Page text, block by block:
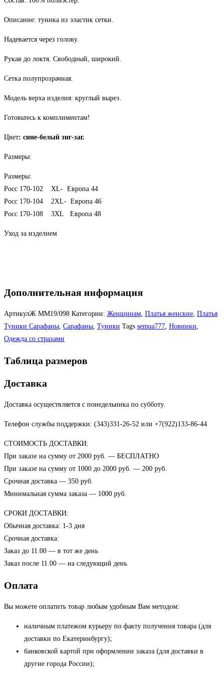
Описание: туника из эластик сетки.
Надевается через голову.
Рукав до локтя. Свободный, широкий.
Сетка полупрозрачная.
Модель верха изделия: круглый вырез.
Готовьтесь к комплиментам!
Цвет: сине-белый зиг-заг.
Размеры:
Размеры:
Росс 170-102 ХL- Европа 44
Росс 170-104 2ХL- Европа 46
Росс 170-108 3ХL Европа 48
Уход за изделием
Дополнительная информация
АртикулЖ ММ19/098 Категории: Женщинам, Платья женские, Платья
Туники Сарафаны, Сарафаны, Туники Tags semua777, Новинки,
Одежда со стразами
Таблица размеров
Доставка
Доставка осуществляется с понедельника по субботу.
Телефон службы поддержки: (343)331-26-52 или +7(922)133-86-44
СТОИМОСТЬ ДОСТАВКИ:
При заказе на сумму от 2000 руб. — БЕСПЛАТНО
При заказе на сумму от 1000 до 2000 руб. — 200 руб.
Срочная доставка — 350 руб.
Минимальная сумма заказа — 1000 руб.
СРОКИ ДОСТАВКИ:
Обычная доставка: 1-3 дня
Срочная доставка:
Заказ до 11.00 — в тот же день
Заказ после 11.00 — на следующий день
Оплата
Вы можете оплатить товар любым удобным Вам методом:
наличным платежом курьеру по факту получения товара (для
доставки по Екатеринбургу);
банковской картой при оформлении заказа (для доставки в
другие города России);